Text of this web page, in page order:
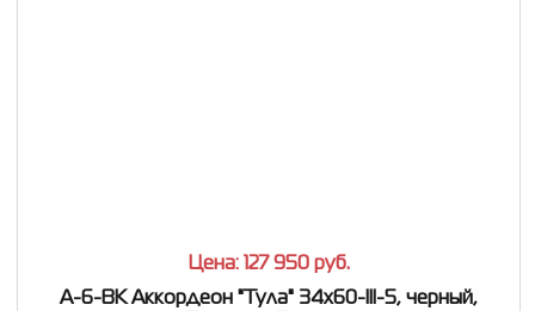
Цена: 127 950 руб.
A-6-BK Аккордеон "Тула" 34х60-III-5, черный,